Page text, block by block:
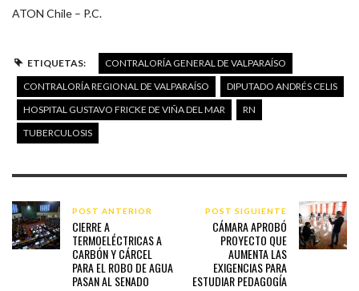
ATON Chile – P.C.
ETIQUETAS:
CONTRALORÍA GENERAL DE VALPARAÍSO
CONTRALORÍA REGIONAL DE VALPARAÍSO
DIPUTADO ANDRÉS CELIS
HOSPITAL GUSTAVO FRICKE DE VIÑA DEL MAR
RN
TUBERCULOSIS
POST ANTERIOR
CIERRE A
TERMOELÉCTRICAS A
CARBÓN Y CÁRCEL
PARA EL ROBO DE AGUA
PASAN AL SENADO
POST SIGUIENTE
CÁMARA APROBÓ
PROYECTO QUE
AUMENTA LAS
EXIGENCIAS PARA
ESTUDIAR PEDAGOGÍA